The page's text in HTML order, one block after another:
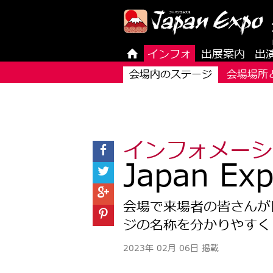
インフォ 出展案内 出
会場内のステージ 会場場所
インフォメー
Japan
会場で来場者の皆さん
ジの名称を分かりやす
2023年 02月 06日 掲載